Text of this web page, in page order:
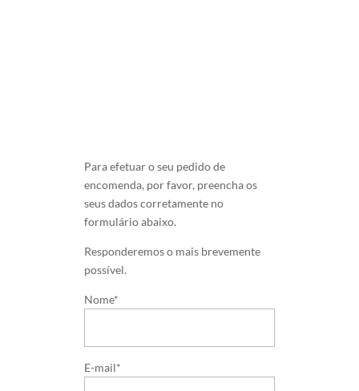
Para efetuar o seu pedido de
encomenda, por favor, preencha os
seus dados corretamente no
formulário abaixo.
Responderemos o mais brevemente
possível.
Nome*
E-mail*